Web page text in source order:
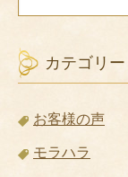
カテゴリー
お客様の声
モラハラ